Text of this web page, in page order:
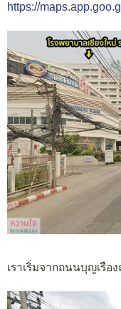
https://
เราเริ่มจากถนนบุญเรือ